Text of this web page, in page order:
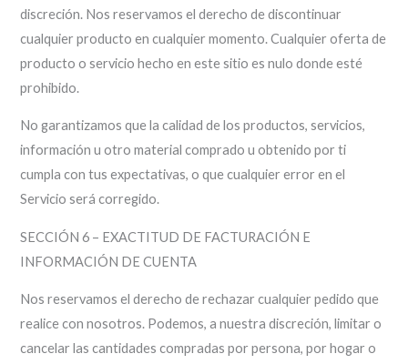
discreción. Nos reservamos el derecho de discontinuar
cualquier producto en cualquier momento. Cualquier oferta de
producto o servicio hecho en este sitio es nulo donde esté
prohibido.
No garantizamos que la calidad de los productos, servicios,
información u otro material comprado u obtenido por ti
cumpla con tus expectativas, o que cualquier error en el
Servicio será corregido.
SECCIÓN 6 – EXACTITUD DE FACTURACIÓN E
INFORMACIÓN DE CUENTA
Nos reservamos el derecho de rechazar cualquier pedido que
realice con nosotros. Podemos, a nuestra discreción, limitar o
cancelar las cantidades compradas por persona, por hogar o